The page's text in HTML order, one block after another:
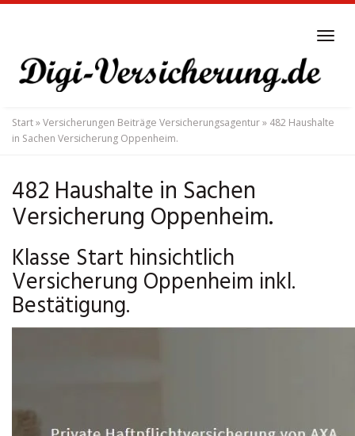
main
content
Start»Versicherungen Beiträge Versicherungsagentur» 482 Haushalte
in Sachen Versicherung Oppenheim.
482 Haushalte in Sachen
Versicherung Oppenheim.
Klasse Start hinsichtlich
Versicherung Oppenheim inkl.
Bestätigung.